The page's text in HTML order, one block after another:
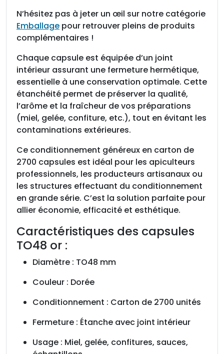
N’hésitez pas à jeter un œil sur notre catégorie
Emballage pour retrouver pleins de produits
complémentaires !
Chaque capsule est équipée d’un joint
intérieur assurant une fermeture hermétique,
essentielle à une conservation optimale. Cette
étanchéité permet de préserver la qualité,
l’arôme et la fraîcheur de vos préparations
(miel, gelée, confiture, etc.), tout en évitant les
contaminations extérieures.
Ce conditionnement généreux en carton de
2700 capsules est idéal pour les apiculteurs
professionnels, les producteurs artisanaux ou
les structures effectuant du conditionnement
en grande série. C’est la solution parfaite pour
allier économie, efficacité et esthétique.
Caractéristiques des capsules
TO48 or :
Diamètre : TO48 mm
Couleur : Dorée
Conditionnement : Carton de 2700 unités
Fermeture : Étanche avec joint intérieur
Usage : Miel, gelée, confitures, sauces,